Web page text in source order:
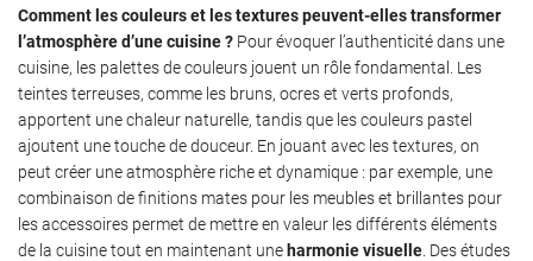
Comment les couleurs et les textures peuvent-elles transformer
l’atmosphère d’une cuisine ? Pour évoquer l’authenticité dans une
cuisine, les palettes de couleurs jouent un rôle fondamental. Les
teintes terreuses, comme les bruns, ocres et verts profonds,
apportent une chaleur naturelle, tandis que les couleurs pastel
ajoutent une touche de douceur. En jouant avec les textures, on
peut créer une atmosphère riche et dynamique : par exemple, une
combinaison de finitions mates pour les meubles et brillantes pour
les accessoires permet de mettre en valeur les différents éléments
de la cuisine tout en maintenant une harmonie visuelle . Des études